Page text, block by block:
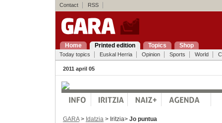
Contact RSS
Home Printed edition Topics Shop
Today topics Euskal Herria Opinion Sports World
2011 april 05
GARA> Idatzia > Iritzia> Jo puntua